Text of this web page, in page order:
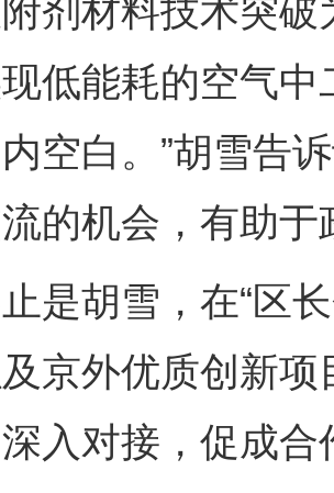
剂材料技术突
低能耗的空气
空白。”胡雪告
的机会，有助
胡雪，在“区长
京外优质创新
入对接，促成合